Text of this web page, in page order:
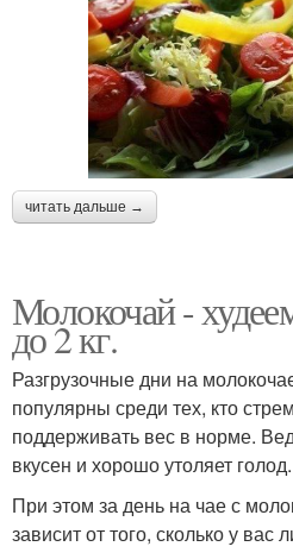
читать дальше →
Молокочай -
до 2 кг.
Разгрузочные дни на
популярны среди тех, кто
поддерживать вес в норме.
вкусен и хорошо утоляет голод.
При этом за день на чае с
зависит от того, сколько у вас